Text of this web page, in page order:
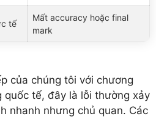
tế
Mất accuracy hoặc final
mark
của chúng tôi với chương
tế, đây là lỗi thường xảy
nhanh nhưng chủ quan. Các